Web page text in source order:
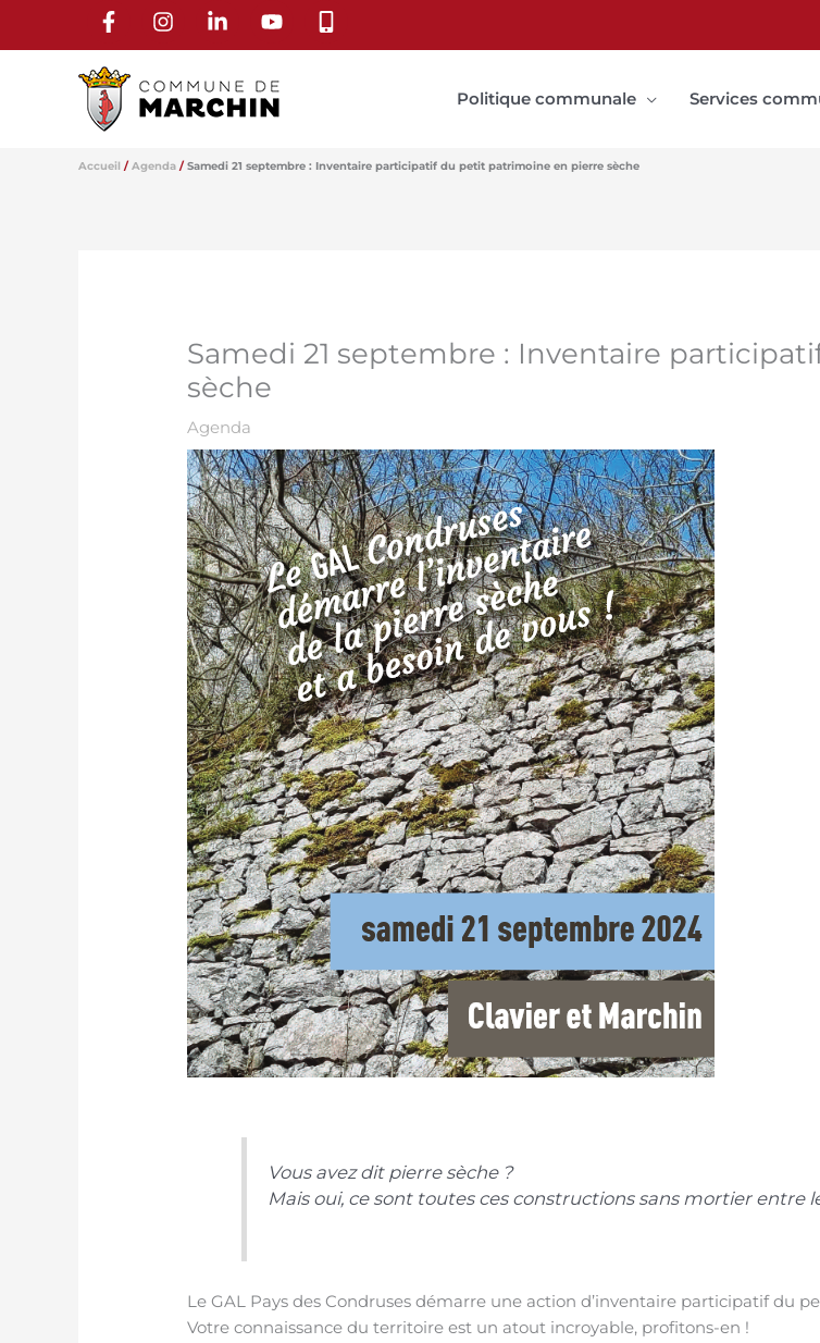
Politique communale Services
Accueil Agenda Samedi 21 septembre : Inventaire participatif du petit patrimoine en pierre sèche
Samedi 21 septembre : Inventaire
sèche
Agenda
Vous avez dit pierre sèche ?
Mais oui, ce sont toutes ces constructions sans mortier entre
Le GAL Pays des Condruses démarre une action d’inventaire participatif du
Votre connaissance du territoire est un atout incroyable, profitons-en !